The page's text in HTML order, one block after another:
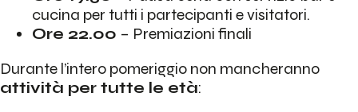
cucina per tutti i partecipanti e visitatori.
Ore 22.00 – Premiazioni finali
Durante l’intero pomeriggio non mancheranno
attività per tutte le età: